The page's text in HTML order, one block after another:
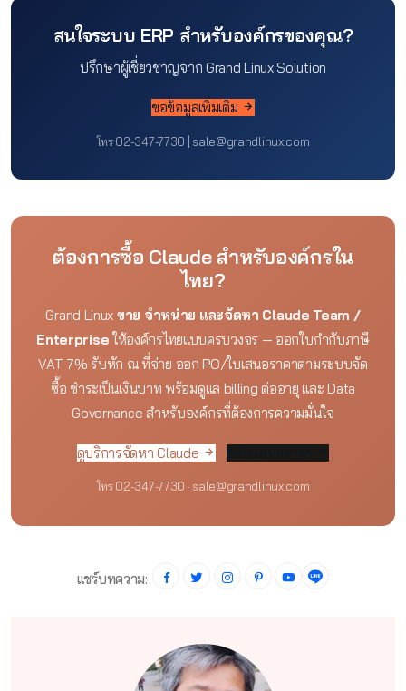
สนใจระบบ ERP สำหรับองค์กรของคุณ?
ปรึกษาผู้เชี่ยวชาญจาก Grand Linux Solution
ขอข้อมูลเพิ่มเติม
โทร 02-347-7730 | sale@grandlinux.com
ต้องการซื้อ Claude สำหรับองค์กรใน
ไทย?
Grand Linux ขาย จำหน่าย และจัดหา Claude Team /
Enterprise ให้องค์กรไทยแบบครบวงจร — ออกใบกำกับภาษี
VAT 7% รับหัก ณ ที่จ่าย ออก PO/ใบเสนอราคาตามระบบจัด
ซื้อ ชำระเป็นเงินบาท พร้อมดูแล billing ต่ออายุ และ Data
Governance สำหรับองค์กรที่ต้องการความมั่นใจ
ดูบริการจัดหา Claude
โทร 02-347-7730 · sale@grandlinux.com
แชร์บทความ: